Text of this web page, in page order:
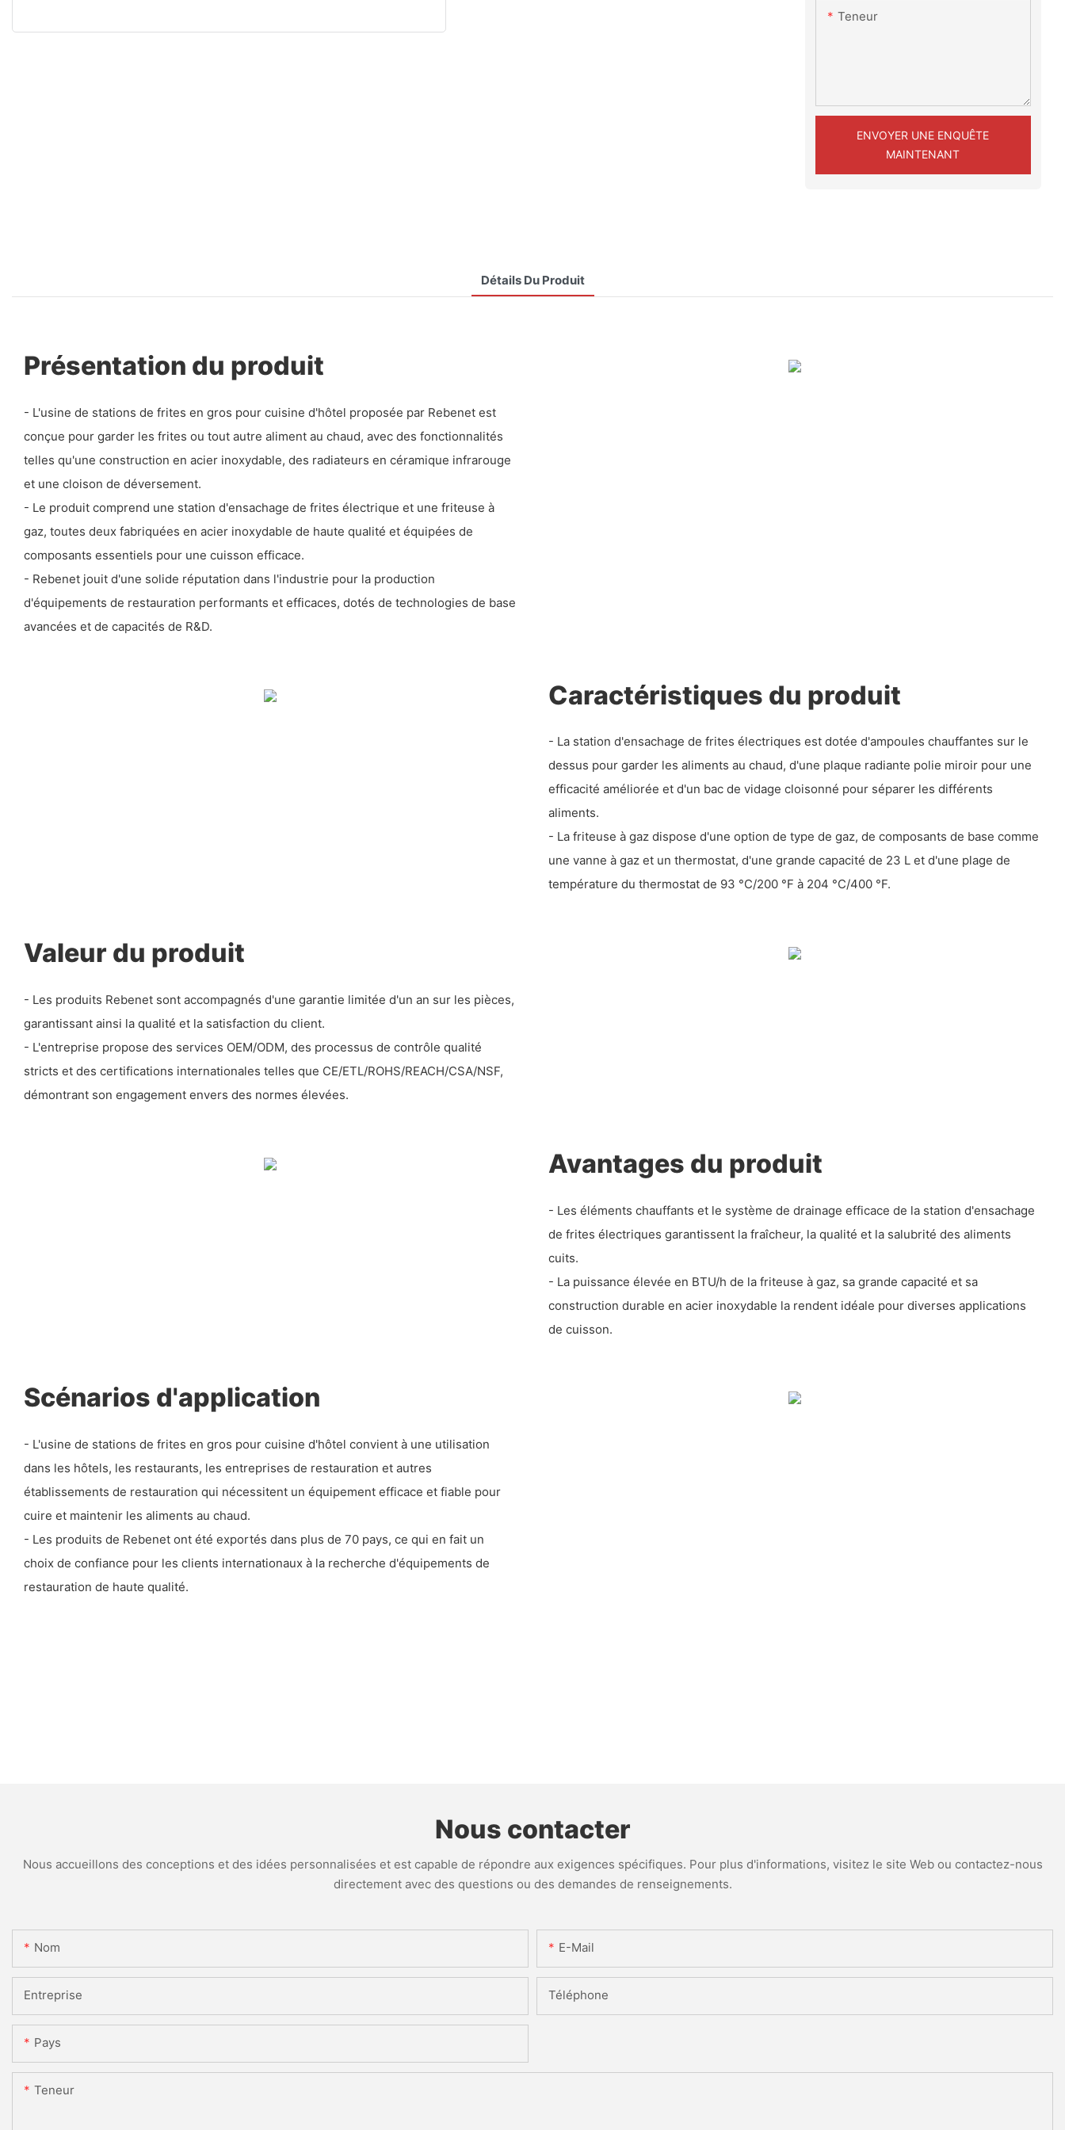
Teneur
ENVOYER UNE ENQUÊTE
MAINTENANT
Détails Du Produit
Présentation du produit
- L'usine de stations de frites en gros pour cuisine d'hôtel proposée par Rebenet est
conçue pour garder les frites ou tout autre aliment au chaud, avec des fonctionnalités
telles qu'une construction en acier inoxydable, des radiateurs en céramique infrarouge
et une cloison de déversement.
- Le produit comprend une station d'ensachage de frites électrique et une friteuse à
gaz, toutes deux fabriquées en acier inoxydable de haute qualité et équipées de
composants essentiels pour une cuisson efficace.
- Rebenet jouit d'une solide réputation dans l'industrie pour la production
d'équipements de restauration performants et efficaces, dotés de technologies de base
avancées et de capacités de R&D.
Caractéristiques du produit
- La station d'ensachage de frites électriques est dotée d'ampoules chauffantes sur le
dessus pour garder les aliments au chaud, d'une plaque radiante polie miroir pour une
efficacité améliorée et d'un bac de vidage cloisonné pour séparer les différents
aliments.
- La friteuse à gaz dispose d'une option de type de gaz, de composants de base comme
une vanne à gaz et un thermostat, d'une grande capacité de 23 L et d'une plage de
température du thermostat de 93 °C/200 °F à 204 °C/400 °F.
Valeur du produit
- Les produits Rebenet sont accompagnés d'une garantie limitée d'un an sur les pièces,
garantissant ainsi la qualité et la satisfaction du client.
- L'entreprise propose des services OEM/ODM, des processus de contrôle qualité
stricts et des certifications internationales telles que CE/ETL/ROHS/REACH/CSA/NSF,
démontrant son engagement envers des normes élevées.
Avantages du produit
- Les éléments chauffants et le système de drainage efficace de la station d'ensachage
de frites électriques garantissent la fraîcheur, la qualité et la salubrité des aliments
cuits.
- La puissance élevée en BTU/h de la friteuse à gaz, sa grande capacité et sa
construction durable en acier inoxydable la rendent idéale pour diverses applications
de cuisson.
Scénarios d'application
- L'usine de stations de frites en gros pour cuisine d'hôtel convient à une utilisation
dans les hôtels, les restaurants, les entreprises de restauration et autres
établissements de restauration qui nécessitent un équipement efficace et fiable pour
cuire et maintenir les aliments au chaud.
- Les produits de Rebenet ont été exportés dans plus de 70 pays, ce qui en fait un
choix de confiance pour les clients internationaux à la recherche d'équipements de
restauration de haute qualité.
Nous contacter
Nous accueillons des conceptions et des idées personnalisées et est capable de répondre aux exigences spécifiques. Pour plus d'informations, visitez le site Web ou contactez-nous
directement avec des questions ou des demandes de renseignements.
Nom E-Mail
Entreprise Téléphone
Pays
Teneur